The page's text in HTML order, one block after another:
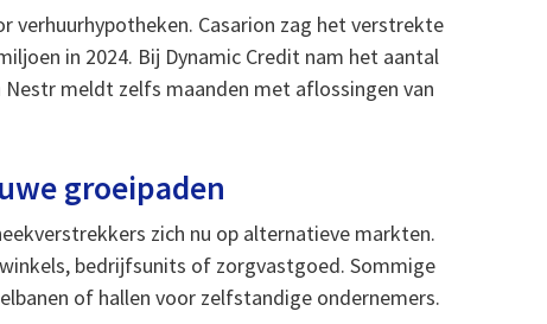
verhuurhypotheken. Casarion zag het verstrekte
in 2024. Bij Dynamic Credit nam het aantal
meldt zelfs maanden met aflossingen van
groeipaden
zich nu op alternatieve markten.
bedrijfsunits of zorgvastgoed. Sommige
of hallen voor zelfstandige ondernemers.